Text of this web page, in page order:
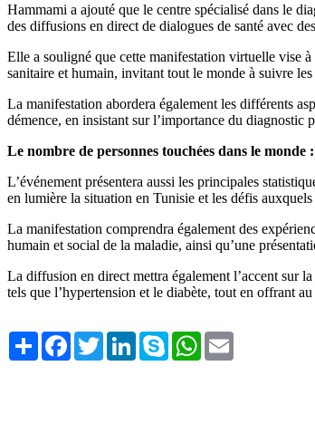
Hammami a ajouté que le centre spécialisé dans le
des diffusions en direct de dialogues de santé avec
Elle a souligné que cette manifestation virtuelle vise
sanitaire et humain, invitant tout le monde à suivre les
La manifestation abordera également les différents
démence, en insistant sur l’importance du
Le nombre de personnes touchées dans le monde
L’événement présentera aussi les principales
en lumière la situation en Tunisie et les défis
La manifestation comprendra également des
humain et social de la maladie, ainsi qu’une
La diffusion en direct mettra également l’accent sur
tels que l’hypertension et le diabète, tout en offrant
Share FacebookTwitterLinkedInSkype WhatsApp